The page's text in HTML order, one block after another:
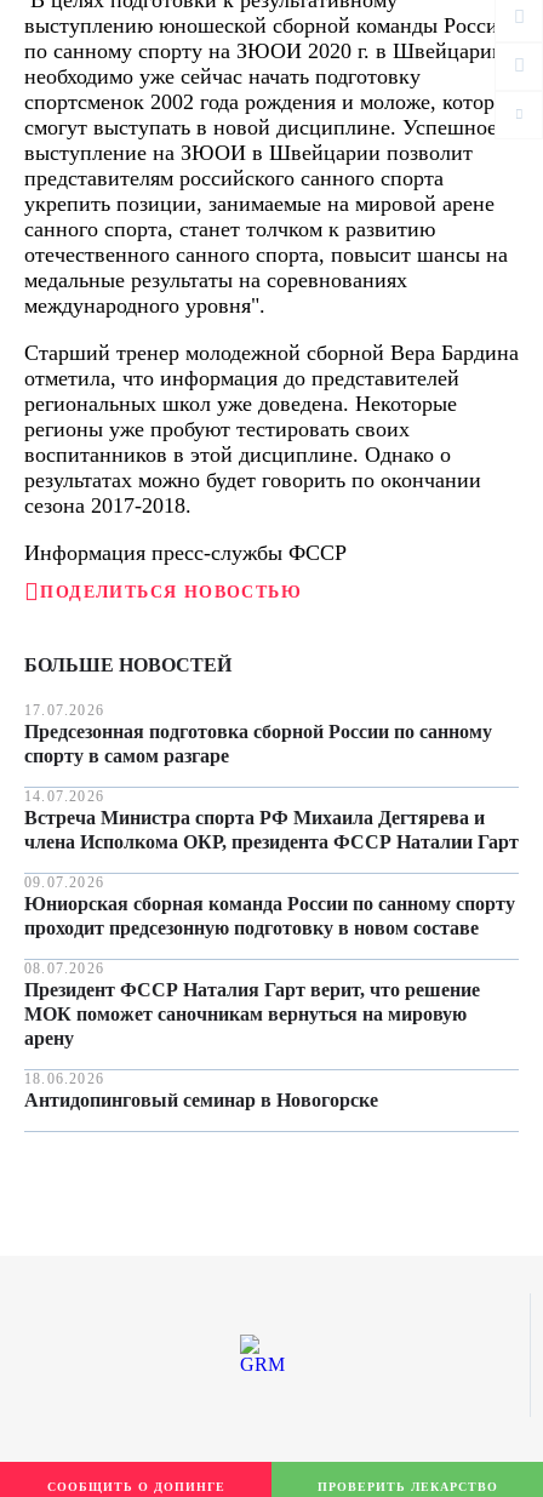
выступлению юношеской сборной команды России
по санному спорту на ЗЮОИ 2020 г. в Швейцарии,
необходимо уже сейчас начать подготовку
спортсменок 2002 года рождения и моложе, которые
смогут выступать в новой дисциплине. Успешное
выступление на ЗЮОИ в Швейцарии позволит
представителям российского санного спорта
укрепить позиции, занимаемые на мировой арене
санного спорта, станет толчком к развитию
отечественного санного спорта, повысит шансы на
медальные результаты на соревнованиях
международного уровня".
Старший тренер молодежной сборной Вера Бардина
отметила, что информация до представителей
региональных школ уже доведена. Некоторые
регионы уже пробуют тестировать своих
воспитанников в этой дисциплине. Однако о
результатах можно будет говорить по окончании
сезона 2017-2018.
Информация пресс-службы ФССР
ПОДЕЛИТЬСЯ НОВОСТЬЮ
БОЛЬШЕ НОВОСТЕЙ
17.07.2026
Предсезонная подготовка сборной России по санному
спорту в самом разгаре
14.07.2026
Встреча Министра спорта РФ Михаила Дегтярева и
члена Исполкома ОКР, президента ФССР Наталии Гарт
09.07.2026
Юниорская сборная команда России по санному спорту
проходит предсезонную подготовку в новом составе
08.07.2026
Президент ФССР Наталия Гарт верит, что решение
МОК поможет саночникам вернуться на мировую
арену
18.06.2026
Антидопинговый семинар в Новогорске
СООБЩИТЬ О ДОПИНГЕ ПРОВЕРИТЬ ЛЕКАРСТВО